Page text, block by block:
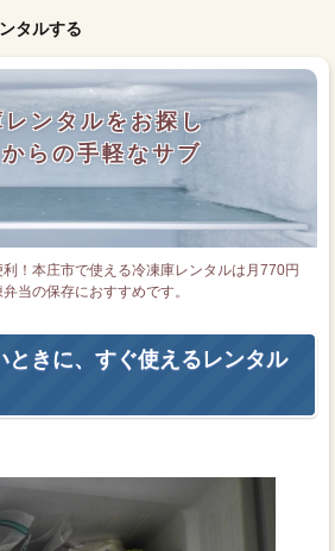
タルする
ンタルをお探し
らの手軽なサブ
！本庄市で使える冷凍庫レンタルは月770円
当の保存におすすめです。
ときに、すぐ使えるレンタル